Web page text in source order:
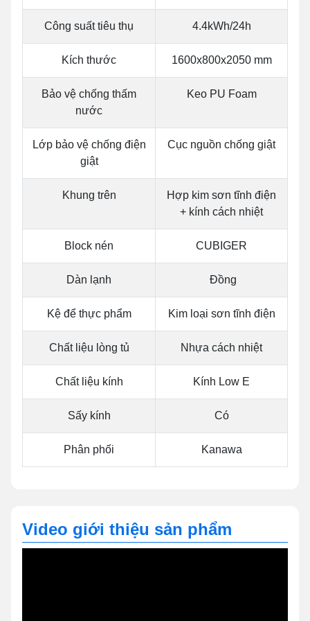
Công suất tiêu thụ 4.4kWh/24h
Kích thước 1600x800x2050 mm
Bảo vệ chống thấm
nước
Keo PU Foam
Lớp bảo vệ chống điện
giật
Cục nguồn chống giật
Khung trên
Hợp kim sơn tĩnh điện
+ kính cách nhiệt
Block nén CUBIGER
Dàn lạnh Đồng
Kệ để thực phẩm Kim loại sơn tĩnh điện
Chất liệu lòng tủ Nhựa cách nhiệt
Chất liệu kính Kính Low E
Sấy kính Có
Phân phối Kanawa
Video giới thiệu sản phẩm